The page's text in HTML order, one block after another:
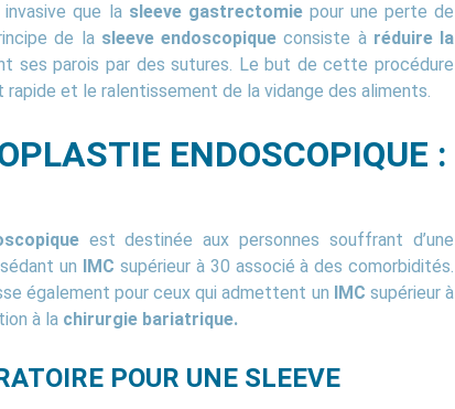
invasive que la sleeve gastrectomiepour une perte de
de la sleeve endoscopique consiste à réduire la
ses parois par des sutures. Le but de cette procédure
et le ralentissement de la vidange des aliments.
ENDOSCOPIQUE :
est destinée aux personnes souffrant d’une
un IMC supérieur à 30 associé à des comorbidités.
également pour ceux qui admettent un IMC supérieur à
à la chirurgie bariatrique.
POUR UNE SLEEVE